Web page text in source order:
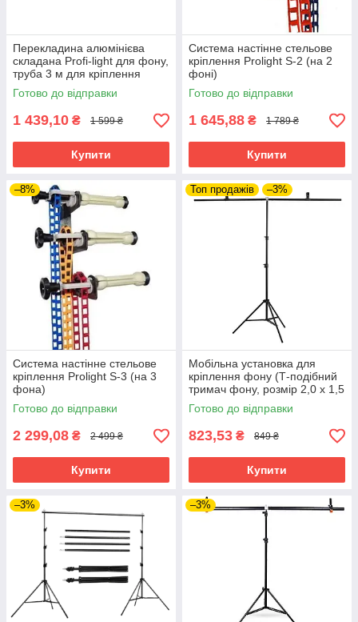
Перекладина алюмінієва
складана Profi-light для фону,
труба 3 м для кріплення
фону
Готово до відправки
1 439,10 ₴ 1 599 ₴
Купити
Система настінне стельове
кріплення Prolight S-2 (на 2
фоні)
Готово до відправки
1 645,88 ₴ 1 789 ₴
Купити
–8%
Система настінне стельове
кріплення Prolight S-3 (на 3
фона)
Готово до відправки
2 299,08 ₴ 2 499 ₴
Купити
Топ продажів –3%
Мобільна установка для
кріплення фону (Т-подібний
тримач фону, розмір 2,0 х 1,5
м. з прищіпками)
Готово до відправки
823,53 ₴ 849 ₴
Купити
–3% –3%